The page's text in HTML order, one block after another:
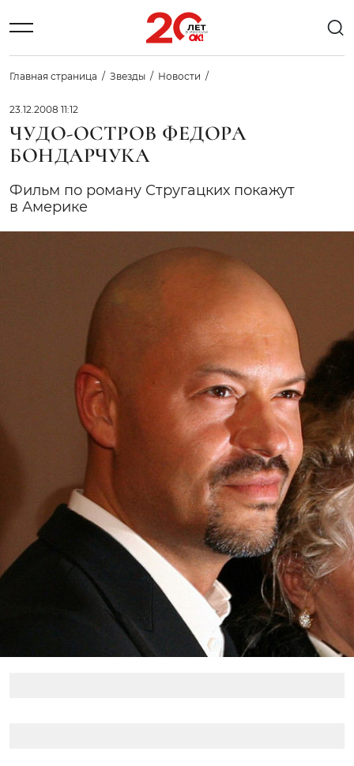
Главная страница Звезды Новости
23.12.2008 11:12
ЧУДО-ОСТРОВ ФЕДОРА
БОНДАРЧУКА
Фильм по роману Стругацких покажут
в Америке